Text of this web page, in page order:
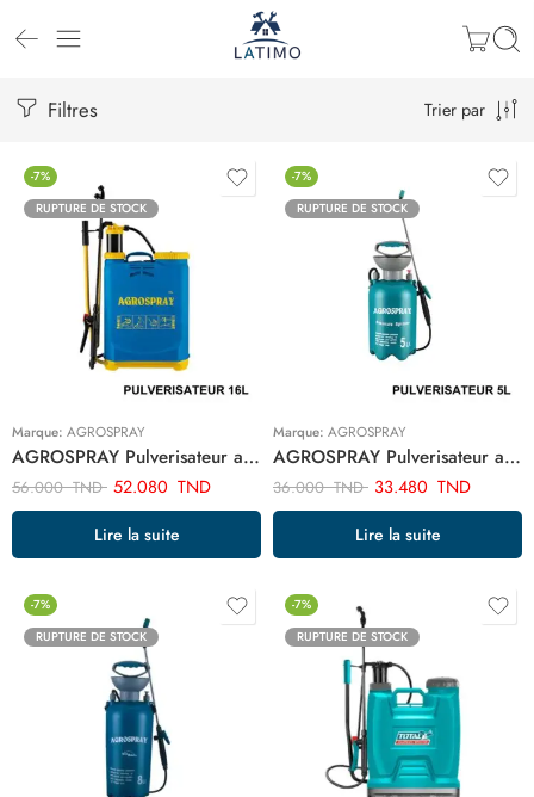
Filtres Trier par
-7%
RUPTURE DE STOCK
Marque: AGROSPRAY
AGROSPRAY Pulverisateur a dos 16L CFAB-16C
56.000TND 52.080 TND
Lire la suite
-7%
RUPTURE DE STOCK
Marque: AGROSPRAY
AGROSPRAY Pulverisateur a dos 5L CFGA-5CN
36.000TND 33.480 TND
Lire la suite
-7%
RUPTURE DE STOCK
-7%
RUPTURE DE STOCK